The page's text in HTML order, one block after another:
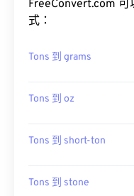
FreeConvert.com
式：
Tons 到 grams
Tons 到 oz
Tons 到 short-ton
Tons 到 stone